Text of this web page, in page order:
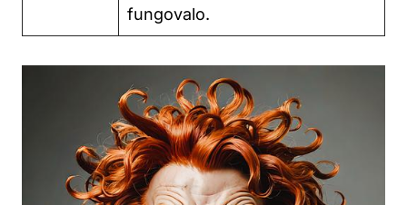
fungovalo.